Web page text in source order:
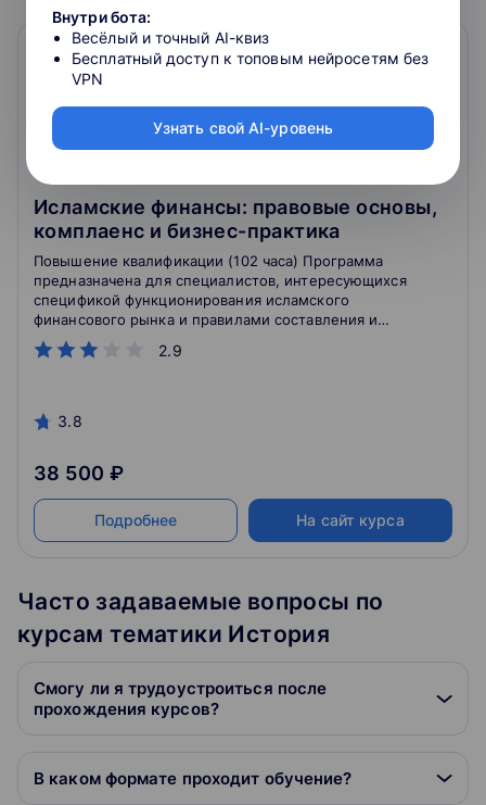
Исламские финансы: правовые основы,
комплаенс и бизнес-практика
2.9
Повышение квалификации (102 часа) Программа
предназначена для специалистов, интересующихся
спецификой функционирования исламского
финансового рынка и правилами составления и
заключения контрактов, отличительными
особенностями исламских финансовых и
3.8
38 500 ₽
Подробнее На сайт курса
Часто задаваемые вопросы по
курсам тематики История
Смогу ли я трудоустроиться после
прохождения курсов?
В каком формате проходит обучение?
Внутри бота:
Весёлый и точный AI-квиз
Бесплатный доступ к топовым нейросетям без
VPN
Узнать свой AI-уровень